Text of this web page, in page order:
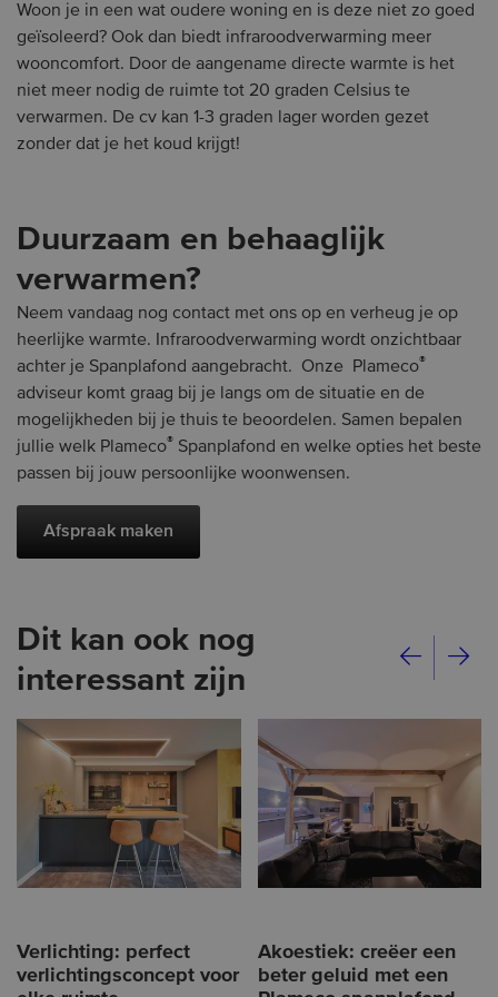
Woon je in een wat oudere woning en is deze niet zo goed
geïsoleerd? Ook dan biedt infraroodverwarming meer
wooncomfort. Door de aangename directe warmte is het
niet meer nodig de ruimte tot 20 graden Celsius te
verwarmen. De cv kan 1-3 graden lager worden gezet
zonder dat je het koud krijgt!
Duurzaam en behaaglijk
verwarmen?
Neem vandaag nog contact met ons op en verheug je op
heerlijke warmte. Infraroodverwarming wordt onzichtbaar
achter je Spanplafond aangebracht. Onze Plameco®
adviseur komt graag bij je langs om de situatie en de
mogelijkheden bij je thuis te beoordelen. Samen bepalen
jullie welk Plameco® Spanplafond en welke opties het beste
passen bij jouw persoonlijke woonwensen.
Afspraak maken
Dit kan ook nog
interessant zijn
Verlichting: perfect
verlichtingsconcept voor
Akoestiek: creëer een
beter geluid met een